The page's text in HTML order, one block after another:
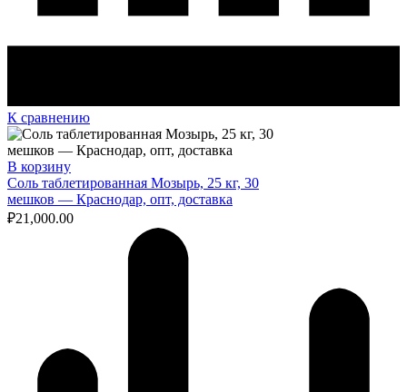
К сравнению
В корзину
Соль таблетированная Мозырь, 25 кг, 30
мешков — Краснодар, опт, доставка
₽21,000.00